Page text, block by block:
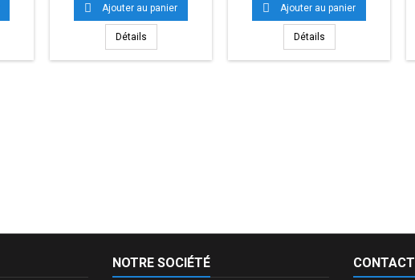
 Ajouter au panier
Détails
 Ajouter au panier
Détails
NOTRE SOCIÉTÉ CONTACT